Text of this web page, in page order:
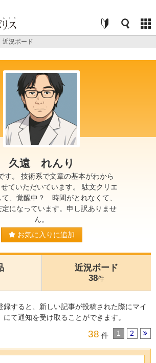
近況ボード
久遠 れんり
す。 技術系で文章の基本がわから
ていただいています。 駄文クリエ
て、覚醒中？ 時間がとれなくて、
定になっています。申し訳ありませ
ん。
お気に入りに追加
近況ボード
38件
録すると、新しい記事が投稿された際にマイ
て通知を受け取ることができます。
38 件 1 2